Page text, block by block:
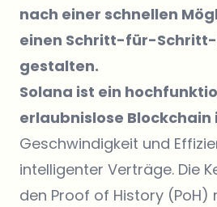
nach einer schnellen
einen Schritt-für-Schritt-
gestalten.
Solana ist ein
erlaubnislose
Geschwindigkeit und
intelligenter Verträge. Die
den Proof of History